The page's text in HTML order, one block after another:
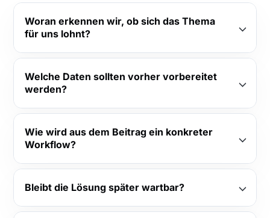
Woran erkennen wir, ob sich das Thema
für uns lohnt?
Welche Daten sollten vorher vorbereitet
werden?
Wie wird aus dem Beitrag ein konkreter
Workflow?
Bleibt die Lösung später wartbar?